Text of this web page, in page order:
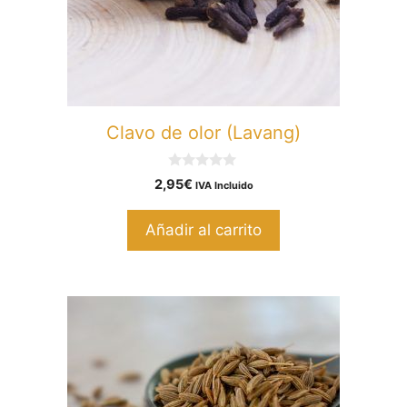
Clavo de olor (Lavang)
0
d
2,95€ IVA Incluido
Añadir al carrito